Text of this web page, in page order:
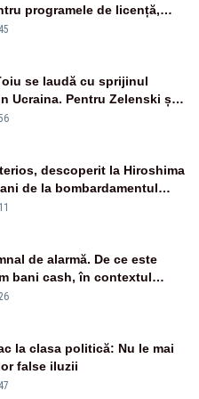
programele de licență,
se laudă cu sprijinul
Ucraina. Pentru Zelenski și
de la Kiev, subiectul nu
descoperit la Hiroshima
de la bombardamentul
de alarmă. De ce este
bani cash, în contextul
la clasa politică: Nu le mai
false iluzii